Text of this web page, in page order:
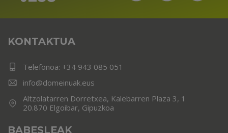
KONTAKTUA
Telefonoa: +34 943 085 051
info@domeinuak.eus
Altzolatarren Dorretxea, Kalebarren Plaza 3, 1
20.870 Elgoibar, Gipuzkoa
BABESLEAK